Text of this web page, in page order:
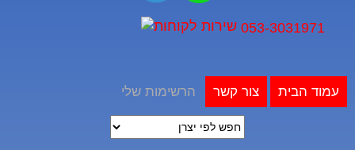
053-3031971
הרשימות שלי עמוד הבית צור קשר